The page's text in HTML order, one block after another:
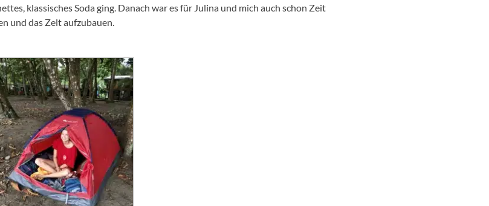
klassisches Soda ging. Danach war es für Julina und mich auch schon Zeit
und das Zelt aufzubauen.